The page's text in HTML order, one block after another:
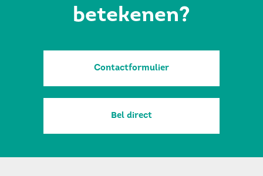
betekenen?
Contactformulier
Bel direct